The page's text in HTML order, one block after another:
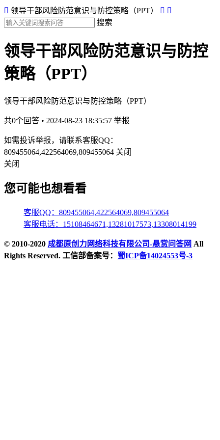
 领导干部风险防范意识与防控策略（PPT）  
搜索
领导干部风险防范意识与防控
策略（PPT）
领导干部风险防范意识与防控策略（PPT）
共0个回答 • 2024-08-23 18:35:57 举报
如需投诉举报，请联系客服QQ：
809455064,422564069,809455064 关闭
关闭
您可能也想看看
客服QQ：809455064,422564069,809455064
客服电话：15108464671,13281017573,13308014199
© 2010-2020 成都原创力网络科技有限公司-悬赏问答网 All
Rights Reserved. 工信部备案号： 蜀ICP备14024553号-3